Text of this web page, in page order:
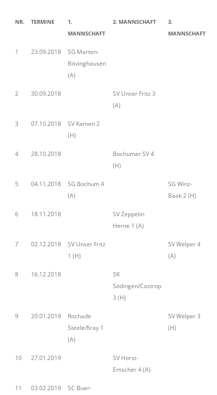
NR. TERMINE
1.
MANNSCHAFT
2. MANNSCHAFT
3.
MANNSCHAFT
1 23.09.2018
SG Marten-
Bövinghausen
(A)
2 30.09.2018
SV Unser Fritz 3
(A)
3 07.10.2018
SV Kamen 2
(H)
4 28.10.2018
Bochumer SV 4
(H)
5 04.11.2018
SG Bochum 4
(A)
SG Winz-
Baak 2 (H)
6 18.11.2018
SV Zeppelin
Herne 1 (A)
7 02.12.2018
SV Unser Fritz
1 (H)
SV Welper 4
(A)
8 16.12.2018
SK
Sodingen/Castrop
3 (H)
9 20.01.2019
Rochade
Steele/Kray 1
(A)
SV Welper 3
(H)
10 27.01.2019
SV Horst-
Emscher 4 (A)
11 03.02.2019 SC Buer-